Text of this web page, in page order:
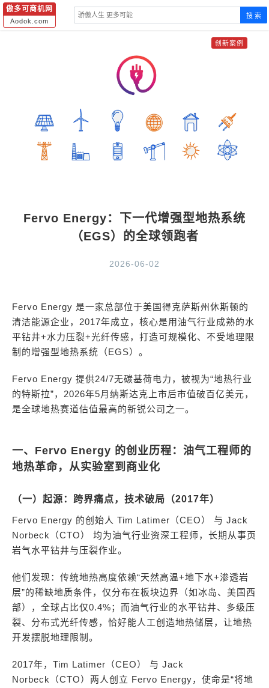
傲多可商机网
Aodok.com
搜 索
创新案例
Fervo Energy：下一代增强型地热系统
（EGS）的全球领跑者
2026-06-02
Fervo Energy 是一家总部位于美国得克萨斯州休斯顿的
清洁能源企业，2017年成立，核心是用油气行业成熟的水
平钻井+水力压裂+光纤传感，打造可规模化、不受地理限
制的增强型地热系统（EGS）。
Fervo Energy 提供24/7无碳基荷电力，被视为“地热行业
的特斯拉”，2026年5月纳斯达克上市后市值破百亿美元，
是全球地热赛道估值最高的新锐公司之一。
一、Fervo Energy 的创业历程：油气工程师的
地热革命，从实验室到商业化
（一）起源：跨界痛点，技术破局（2017年）
Fervo Energy 的创始人 Tim Latimer（CEO） 与 Jack
Norbeck（CTO） 均为油气行业资深工程师，长期从事页
岩气水平钻井与压裂作业。
他们发现：传统地热高度依赖“天然高温+地下水+渗透岩
层”的稀缺地质条件，仅分布在板块边界（如冰岛、美国西
部），全球占比仅0.4%；而油气行业的水平钻井、多级压
裂、分布式光纤传感，恰好能人工创造地热储层，让地热
开发摆脱地理限制。
2017年，Tim Latimer（CEO） 与 Jack
Norbeck（CTO）两人创立 Fervo Energy，使命是“将地